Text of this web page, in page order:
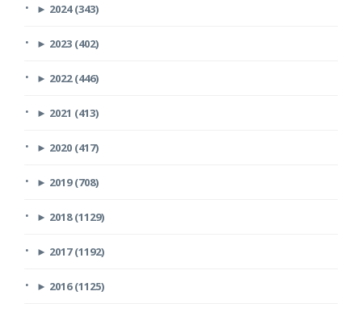
► 2024 (343)
► 2023 (402)
► 2022 (446)
► 2021 (413)
► 2020 (417)
► 2019 (708)
► 2018 (1129)
► 2017 (1192)
► 2016 (1125)